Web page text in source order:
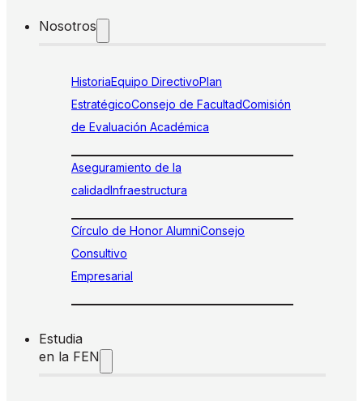
Nosotros
HistoriaEquipo DirectivoPlan
EstratégicoConsejo de FacultadComisión
de Evaluación Académica
Aseguramiento de la
calidadInfraestructura
Círculo de Honor AlumniConsejo
Consultivo
Empresarial
Estudia
en la FEN